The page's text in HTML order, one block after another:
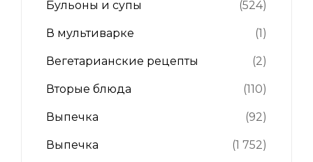
Бульоны и супы (524)
В мультиварке (1)
Вегетарианские рецепты (2)
Вторые блюда (110)
Выпечка (92)
Выпечка (1 752)